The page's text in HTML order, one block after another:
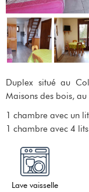
Duplex situé au
Maisons des bois,
1 chambre avec un
1 chambre avec 4
Lave vaisselle